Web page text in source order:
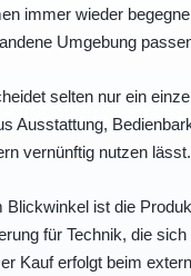
immer wieder
Umgebung
selten nur ein
Ausstattung,
vernünftig nutzen lässt.
Blickwinkel ist die
für Technik, die
Kauf erfolgt beim